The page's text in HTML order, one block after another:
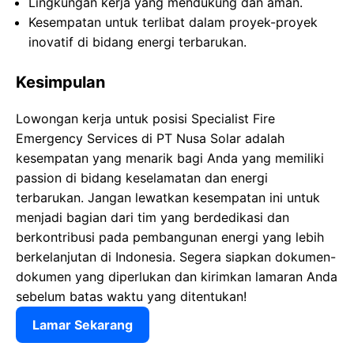
Kesempatan untuk terlibat dalam proyek-proyek
inovatif di bidang energi terbarukan.
Kesimpulan
Lowongan kerja untuk posisi Specialist Fire
Emergency Services di PT Nusa Solar adalah
kesempatan yang menarik bagi Anda yang memiliki
passion di bidang keselamatan dan energi
terbarukan. Jangan lewatkan kesempatan ini untuk
menjadi bagian dari tim yang berdedikasi dan
berkontribusi pada pembangunan energi yang lebih
berkelanjutan di Indonesia. Segera siapkan dokumen-
dokumen yang diperlukan dan kirimkan lamaran Anda
sebelum batas waktu yang ditentukan!
Lamar Sekarang